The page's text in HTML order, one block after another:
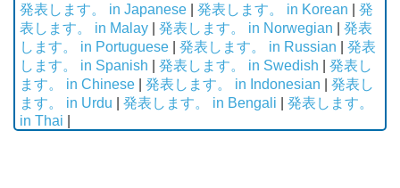
発表します。 in Japanese
発表します。 in Korean
発
表します。 in Malay
発表します。 in Norwegian
発表
します。 in Portuguese
発表します。 in Russian
発表
します。 in Spanish
発表します。 in Swedish
発表し
ます。 in Chinese
発表します。 in Indonesian
発表し
ます。 in Urdu
発表します。 in Bengali
発表します。
in Thai